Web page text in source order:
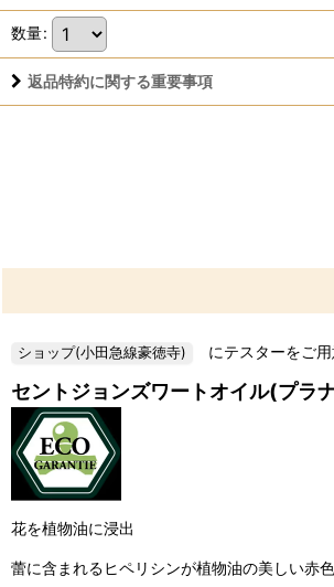
数量:
返品特約に関する重要事項
にテスターをご用
セントジョンズワートオイル(プラ
花を植物油に浸出
蕾に含まれるヒペリシンが植物油の美しい赤色